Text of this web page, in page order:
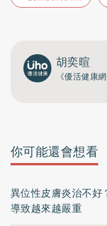
胡奕暄
《優活健康
你可能還會想看
異位性皮膚炎治不好
導致越來越嚴重